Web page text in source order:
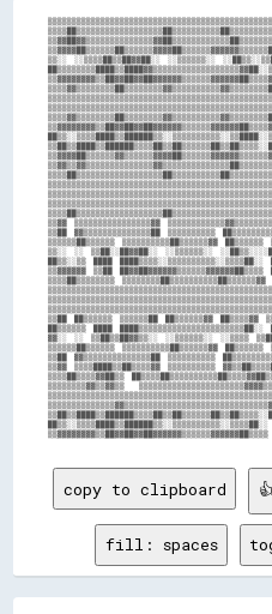
▒▒░░  ░░▒▒▒▒██▒▒██▓▓██░░  ░░▒▒▒▒▒▒░░
▒▒▓▓  ▒▒▒▒▒▒▒▒▒▒▒▒▒▒▒▒▓▓
▒▒██  ▓▓▒▒▒▒▒▒▒▒▒▒▒▒▒▒██  ▒▒▒▒▒▒▒▒▒▒
▒▒▒▒▒▒██▒▒▒▒▒▒  ▒▒▒▒▒▒▒▒▒▒██▒▒▒▒▒▒▓▓
▒▒░░  ░░  ▒▒██░░██▓▓██░░  ░░▒▒▒▒▒▒░░
██▒▒░░▒▒  ████
▒▒▓▓▓▓▓▓  ▒▒██  ██▓▓██▓▓▓▓▓▓▒▒▒▒▒▒▓▓▓▓▓▓██▒▒▒▒
▒▒▒▒██▒▒▒▒▒▒▒▒
▒▒██  ██▒▒▒▒▒▒  ▒▒▒▒▒▒██  ██▒▒▒▒▒▒▓▓  ██▒▒▒▒▓▓
██▒▒▒▒▒▒  ████
▓▓░░  ░░  ▒▒██▒▒██▓▓▒▒░░  ░░▒▒▒▒▒▒░░  ░░▒▒▒▒
▒▒▒▒▒▒██▒▒▒▒▒▒  ▒▒▒▒▒▒▒▒▒▒██▒▒▒▒▒▒▓▓
▒▒██  ▓▓▒▒▒▒▒▒▒▒▒▒▒▒▒▒██  ▒▒▒▒▒▒▒▒▒▒
▒▒▓▓  ▒▒▒▒████▒▒██▒▒▒▒▓▓  ▒▒▒▒▒▒▒▒▒▒
▒▒▒▒██▒▒▒▒▓▓██▒▒
▒▒▒▒▒▒▒▒▓▓▒▒▓▓▒▒
copy to clipboard
fill: spaces